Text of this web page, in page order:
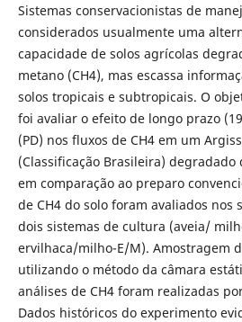
Sistemas conservacionistas de
considerados usualmente uma
capacidade de solos agrícolas
metano (CH4), mas escassa
solos tropicais e subtropicais. O
foi avaliar o efeito de longo prazo
(PD) nos fluxos de CH4 em um
(Classificação Brasileira) degradado
em comparação ao preparo
de CH4 do solo foram avaliados nos
dois sistemas de cultura (aveia/
ervilhaca/milho-E/M). Amostragem
utilizando o método da câmara
análises de CH4 foram realizadas
Dados históricos do experimento